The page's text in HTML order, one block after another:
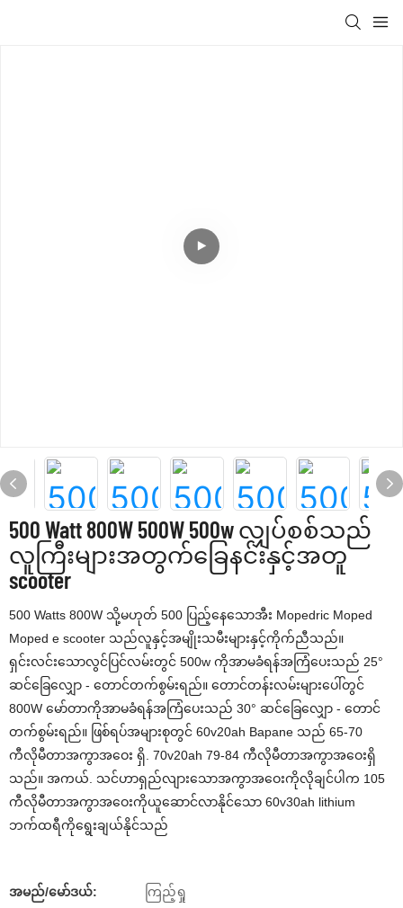
500 Watt 800W 500W 500w လျှပ်စစ်သည်
လူကြီးများအတွက်ခြေနင်းနှင့်အတူ
scooter
500 Watts 800W သို့မဟုတ် 500 ပြည့်နေသောအီး Mopedric Moped
Moped e scooter သည်လူနှင့်အမျိုးသမီးများနှင့်ကိုက်ညီသည်။
ရှင်းလင်းသောလွင်ပြင်လမ်းတွင် 500w ကိုအာမခံရန်အကြံပေးသည် 25°
ဆင်ခြေလျှော - တောင်တက်စွမ်းရည်။ တောင်တန်းလမ်းများပေါ်တွင်
800W မော်တာကိုအာမခံရန်အကြံပေးသည် 30° ဆင်ခြေလျှော - တောင်
တက်စွမ်းရည်။ ဖြစ်ရပ်အများစုတွင် 60v20ah Bapane သည် 65-70
ကီလိုမီတာအကွာအဝေး ရှိ. 70v20ah 79-84 ကီလိုမီတာအကွာအဝေးရှိ
သည်။ အကယ်. သင်ဟာရှည်လျားသောအကွာအဝေးကိုလိုချင်ပါက 105
ကီလိုမီတာအကွာအဝေးကိုယူဆောင်လာနိုင်သော 60v30ah lithium
ဘက်ထရီကိုရွေးချယ်နိုင်သည်
အမည်/မော်ဒယ်: ကြည့်ရှု